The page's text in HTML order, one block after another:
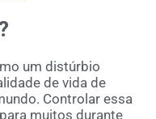
um distúrbio
de vida de
Controlar essa
muitos durante